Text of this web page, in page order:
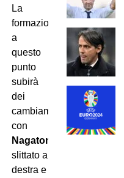
La
formazione
a
questo
punto
subirà
dei
cambiamenti
con
Nagatomo
slittato a
destra e